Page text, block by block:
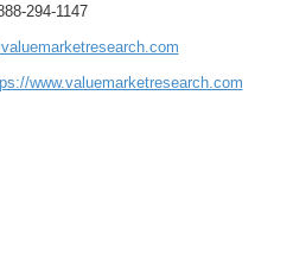
294-1147
www.valuemarketresearch.com